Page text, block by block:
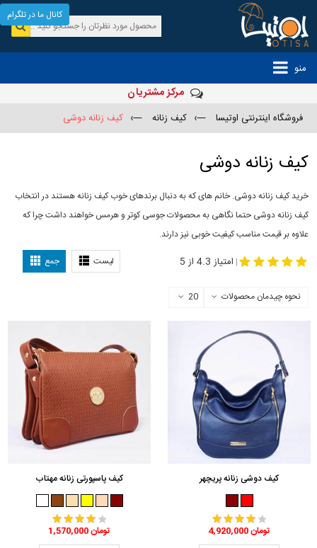
منو
مرکز مشتریان
فروشگاه اینترنتی اوتیسا —› کیف زنانه —› کیف زنانه دوشی
کیف زنانه دوشی
خرید کیف زنانه دوشی. خانم های که به دنبال برندهای خوب کیف زنانه هستند در انتخاب
کیف زنانه دوشی حتما نگاهی به محصولات جوسی کوتر و هرمس خواهند داشت چرا که
علاوه بر قیمت مناسب کیفیت خوبی نیز دارند.
لیست جمع | امتیاز 4.3 از 5
نحوه چیدمان محصولات 20
کیف دوشی زنانه پریچهر
4,920,000 تومان
کیف پاسپورتی زنانه مهتاب
1,570,000 تومان
کانال ما در تلگرام